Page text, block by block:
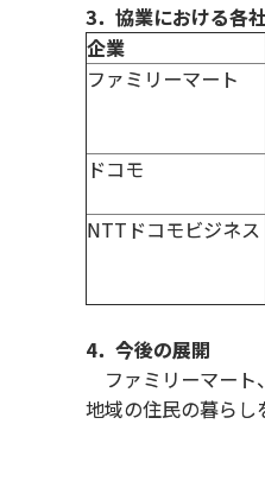
3．協業における各
企業
ファミリーマート
ドコモ
NTTドコモビジネス
4．今後の展開
ファミリーマート
地域の住民の暮らし